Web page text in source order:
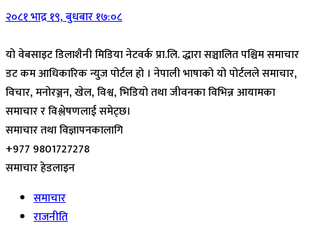
२०८१ भाद्र १९, बुधबार १७:०८
यो वेबसाइट डिलाशैनी मिडिया नेटवर्क प्रा.लि. द्धारा सञ्चालित पश्चिम समाचार
डट कम आधिकारिक न्युज पोर्टल हो । नेपाली भाषाको यो पोर्टलले समाचार,
विचार, मनोरञ्जन, खेल, विश्व, भिडियो तथा जीवनका विभिन्न आयामका
समाचार र विश्लेषणलाई समेट्छ।
समाचार तथा विज्ञापनकालागि
+977 9801727278
समाचार हेडलाइन
समाचार
राजनीति